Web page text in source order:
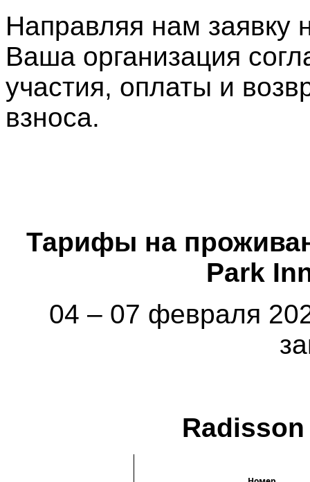
Направляя нам заявку
Ваша организация
участия, оплаты и
взноса.
Тарифы на
Park
04 – 07 февраля